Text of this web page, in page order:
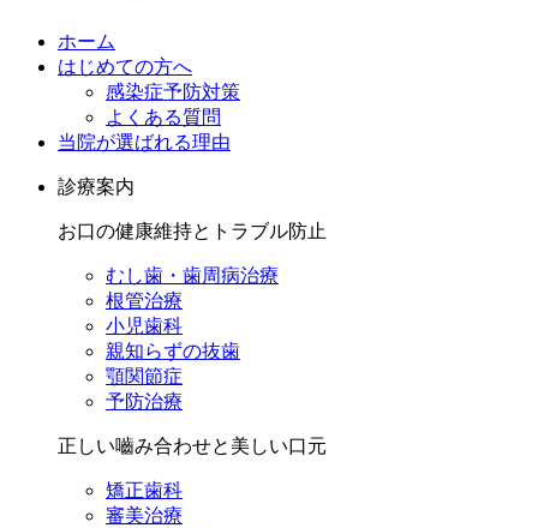
ホーム
はじめての方へ
感染症予防対策
よくある質問
当院が選ばれる理由
診療案内
お口の健康維持とトラブル防止
むし歯・歯周病治療
根管治療
小児歯科
親知らずの抜歯
顎関節症
予防治療
正しい嚙み合わせと美しい口元
矯正歯科
審美治療